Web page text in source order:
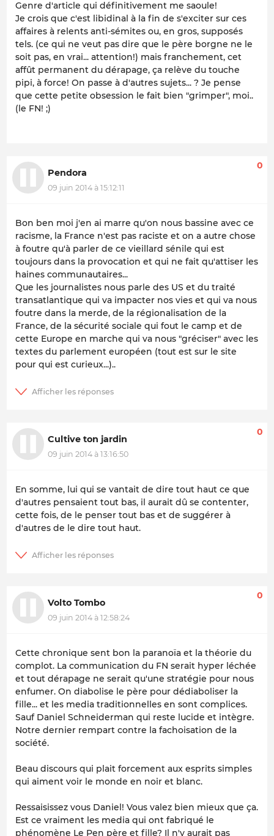
Genre d'article qui définitivement me saoule!
Je crois que c'est libidinal à la fin de s'exciter sur ces
affaires à relents anti-sémites ou, en gros, supposés
tels. (ce qui ne veut pas dire que le père borgne ne le
soit pas, en vrai... attention!) mais franchement, cet
affût permanent du dérapage, ça relève du touche
pipi, à force! On passe à d'autres sujets... ? Je pense
que cette petite obsession le fait bien "grimper", moi..
(le FN! ;)
Pendora
09 juin 2014 à 15:12:11
0
Bon ben moi j'en ai marre qu'on nous bassine avec ce
racisme, la France n'est pas raciste et on a autre chose
à foutre qu'à parler de ce vieillard sénile qui est
toujours dans la provocation et qui ne fait qu'attiser les
haines communautaires...
Que les journalistes nous parle des US et du traité
transatlantique qui va impacter nos vies et qui va nous
foutre dans la merde, de la régionalisation de la
France, de la sécurité sociale qui fout le camp et de
cette Europe en marche qui va nous "gréciser" avec les
textes du parlement européen (tout est sur le site
pour qui est curieux...)..
Cultive ton jardin
09 juin 2014 à 13:16:50
0
En somme, lui qui se vantait de dire tout haut ce que
d'autres pensaient tout bas, il aurait dû se contenter,
cette fois, de le penser tout bas et de suggérer à
d'autres de le dire tout haut.
Volto Tombo
09 juin 2014 à 12:58:24
0
Cette chronique sent bon la paranoïa et la théorie du
complot. La communication du FN serait hyper léchée
et tout dérapage ne serait qu'une stratégie pour nous
enfumer. On diabolise le père pour dédiaboliser la
fille... et les media traditionnelles en sont complices.
Sauf Daniel Schneiderman qui reste lucide et intègre.
Notre dernier rempart contre la fachoisation de la
société.
Beau discours qui plait forcement aux esprits simples
qui aiment voir le monde en noir et blanc.
Ressaisissez vous Daniel! Vous valez bien mieux que ça.
Est ce vraiment les media qui ont fabriqué le
phénomène Le Pen père et fille? Il n'y aurait pas